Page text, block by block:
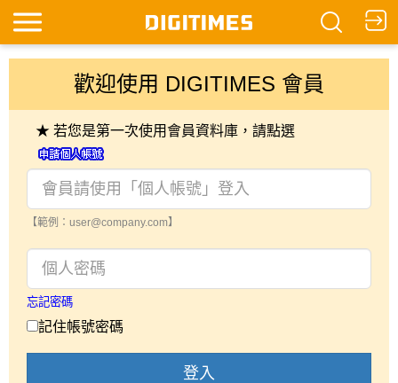
歡迎使用 DIGITIMES 會員
★ 若您是第一次使用會員資料庫，請點選
【範例：user@company.com】
忘記密碼
記住帳號密碼
登入